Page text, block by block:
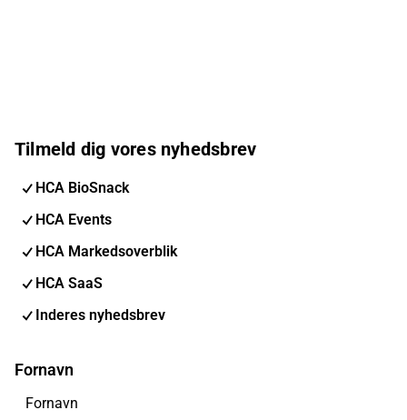
Tilmeld dig vores nyhedsbrev
HCA BioSnack
HCA Events
HCA Markedsoverblik
HCA SaaS
Inderes nyhedsbrev
Fornavn